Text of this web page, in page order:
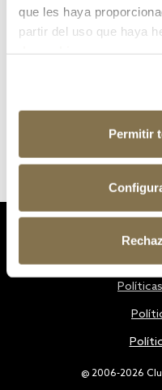
que les haya
partir del uso que haya
Permitir
@ 2006-2026